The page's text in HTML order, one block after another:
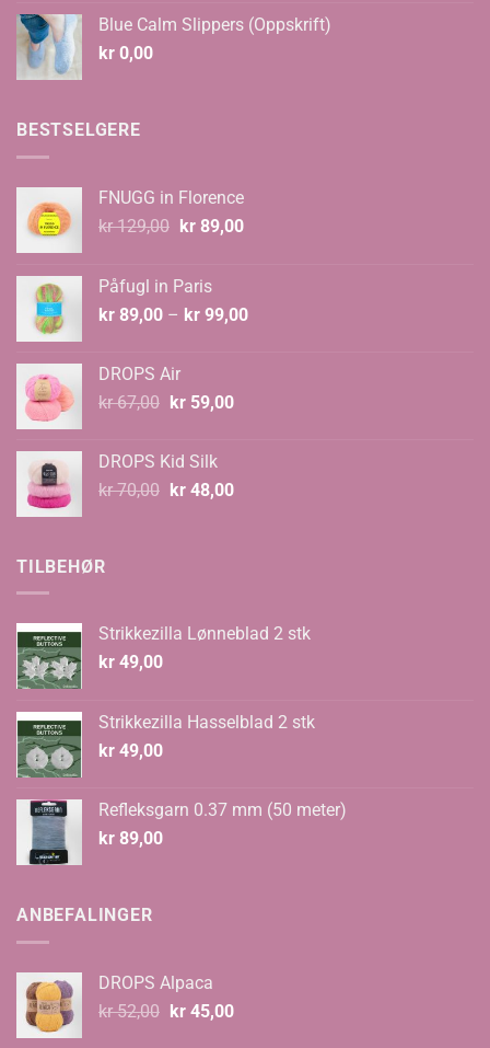
kr 135,00
Blue Calm Slippers (Oppskrift)
kr 0,00
BESTSELGERE
FNUGG in Florence
kr129,00 Opprinnelig
kr 129,00.
kr89,00Nåværende
Påfugl in Paris
kr 89,00 – kr 99,00Prisområde:
DROPS Air
kr67,00 Opprinnelig
kr 67,00.
kr59,00Nåværende
DROPS Kid Silk
kr70,00 Opprinnelig
kr48,00Nåværende
TILBEHØR
Strikkezilla Lønneblad 2 stk
kr 49,00
Strikkezilla Hasselblad 2 stk
kr 49,00
Refleksgarn 0.37 mm (50 meter)
kr 89,00
ANBEFALINGER
DROPS Alpaca
kr52,00 Opprinnelig
kr45,00Nåværende